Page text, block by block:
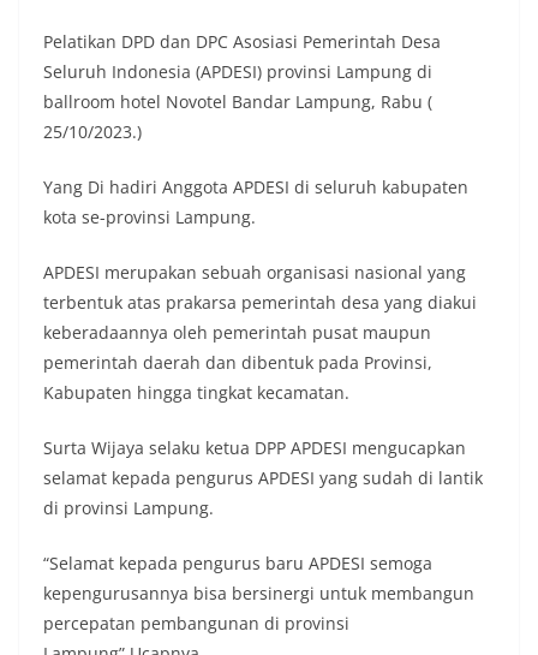
Pelatikan DPD dan DPC Asosiasi Pemerintah Desa
Seluruh Indonesia (APDESI) provinsi Lampung di
ballroom hotel Novotel Bandar Lampung, Rabu (
25/10/2023.)
Yang Di hadiri Anggota APDESI di seluruh kabupaten
kota se-provinsi Lampung.
APDESI merupakan sebuah organisasi nasional yang
terbentuk atas prakarsa pemerintah desa yang diakui
keberadaannya oleh pemerintah pusat maupun
pemerintah daerah dan dibentuk pada Provinsi,
Kabupaten hingga tingkat kecamatan.
Surta Wijaya selaku ketua DPP APDESI mengucapkan
selamat kepada pengurus APDESI yang sudah di lantik
di provinsi Lampung.
“Selamat kepada pengurus baru APDESI semoga
kepengurusannya bisa bersinergi untuk membangun
percepatan pembangunan di provinsi